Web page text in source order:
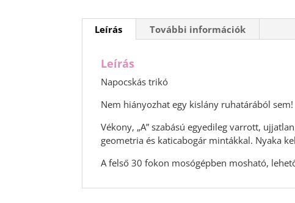
Leírás További információk
Leírás
Napocskás trikó
Nem hiányozhat egy kislány ruhatárából sem!
Vékony, „A” szabású egyedileg varrott,
geometria és katicabogár mintákkal. Nyaka
A felső 30 fokon mosógépben mosható,